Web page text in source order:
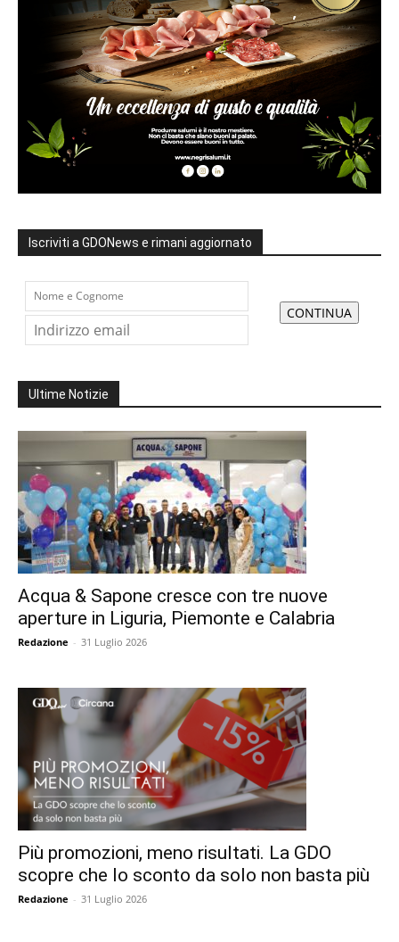
Iscriviti a GDONews e rimani aggiornato
Ultime Notizie
Acqua & Sapone cresce con tre nuove
aperture in Liguria, Piemonte e Calabria
Redazione - 31 Luglio 2026
Più promozioni, meno risultati. La GDO
scopre che lo sconto da solo non basta più
Redazione - 31 Luglio 2026